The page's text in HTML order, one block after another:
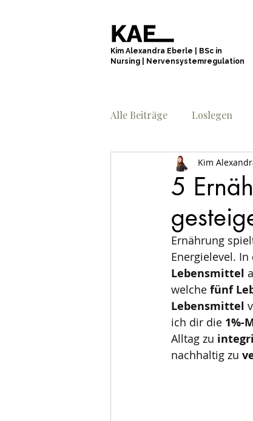
Kim Alexandra Eberle
BSc in
Nursing
Nervensystemregulation
Alle Beiträge Loslegen
5
Kim
Ernährung
Energielevel.
Lebensmittel
welche fünf
Lebensmittel
ich dir die 1%-
Alltag zu
nachhaltig zu